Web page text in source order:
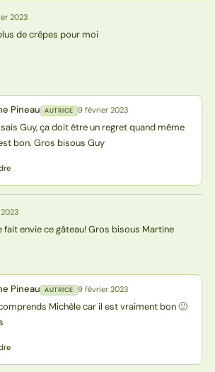
2023
de crêpes pour moi
Pineau AUTRICE 9 février 2023
Guy, ça doit être un regret quand même
bon. Gros bisous Guy
fait envie ce gâteau! Gros bisous Martine
Pineau AUTRICE 9 février 2023
Michèle car il est vraiment bon 🙂